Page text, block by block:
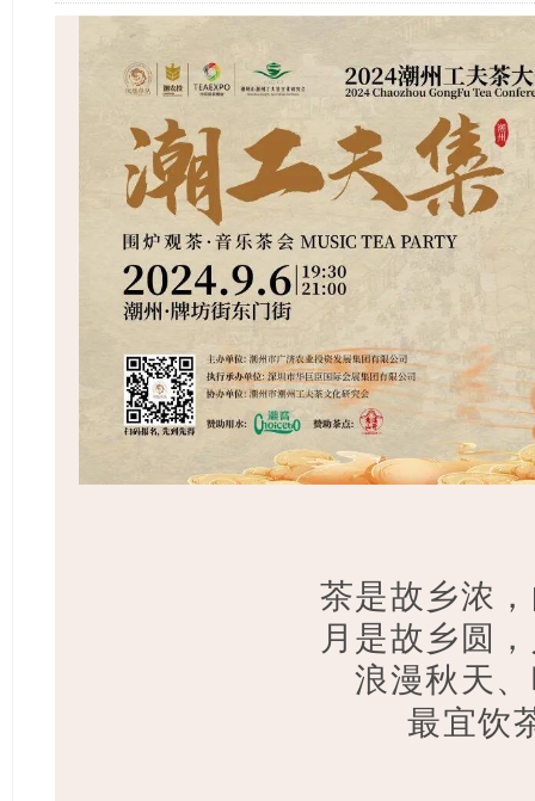
茶是故乡浓
月是故乡圆
浪漫秋天
最宜饮